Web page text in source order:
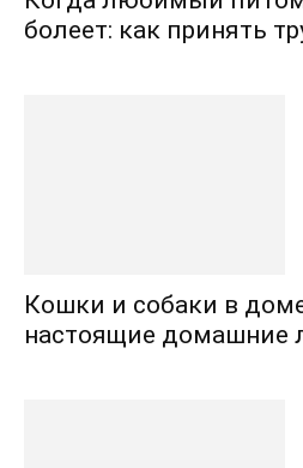
болеет: как принять
Кошки и собаки в
настоящие домашние